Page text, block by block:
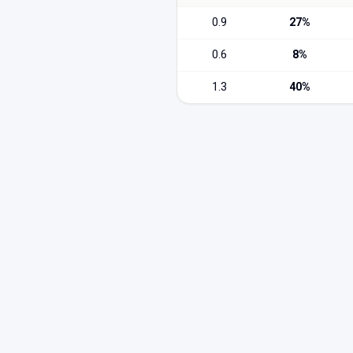
27%
0.9
8%
0.6
40%
1.3